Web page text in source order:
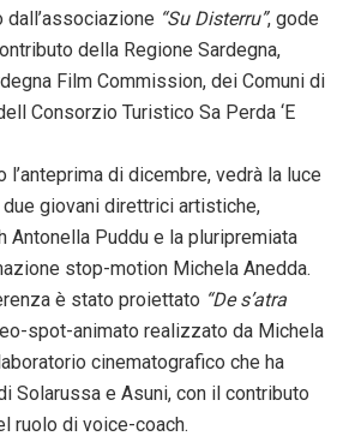
dall’associazione “Su Disterru”, gode
della Regione Sardegna,
Film Commission, dei Comuni di
Consorzio Turistico Sa Perda ‘E
l’anteprima di dicembre, vedrà la luce
giovani direttrici artistiche,
Antonella Puddu e la pluripremiata
stop-motion Michela Anedda.
è stato proiettato “De s’atra
spot-animato realizzato da Michela
cinematografico che ha
Solarussa e Asuni, con il contributo
ruolo di voice-coach.